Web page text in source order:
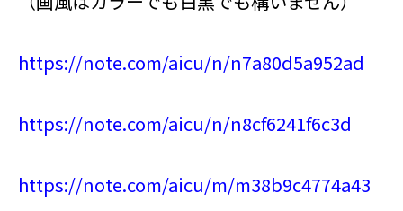
https://note.com/aicu/n/n7a80d5a952ad
https://note.com/aicu/n/n8cf6241f6c3d
https://note.com/aicu/m/m38b9c4774a43